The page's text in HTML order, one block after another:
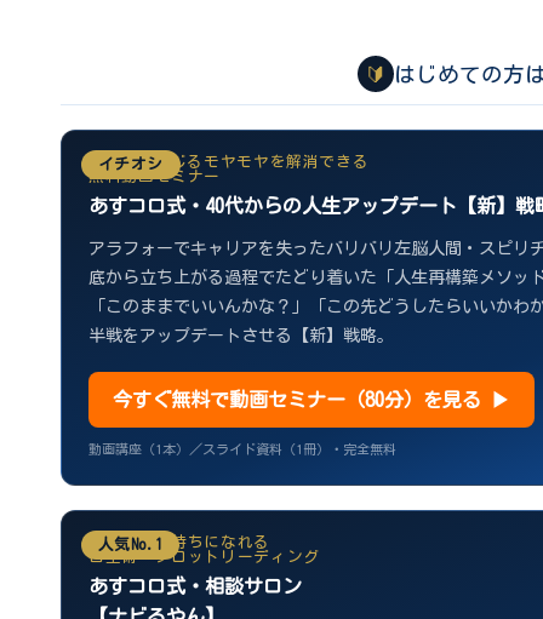
🔰 はじめての方
イチオシ
40代から感じるモヤモヤを解消できる
無料動画セミナー
あすコロ式・40代からの人生アップデート【新】戦
アラフォーでキャリアを失ったバリバリ左脳人間・スピリ
底から立ち上がる過程でたどり着いた「人生再構築メソッ
「このままでいいんかな？」「この先どうしたらいいか
半戦をアップデートさせる【新】戦略。
今すぐ無料で動画セミナー（80分）を見る ▶
動画講座（1本）／スライド資料（1冊）・完全無料
人気No.1
前向きな気持ちになれる
占星術・タロットリーディング
あすコロ式・相談サロン